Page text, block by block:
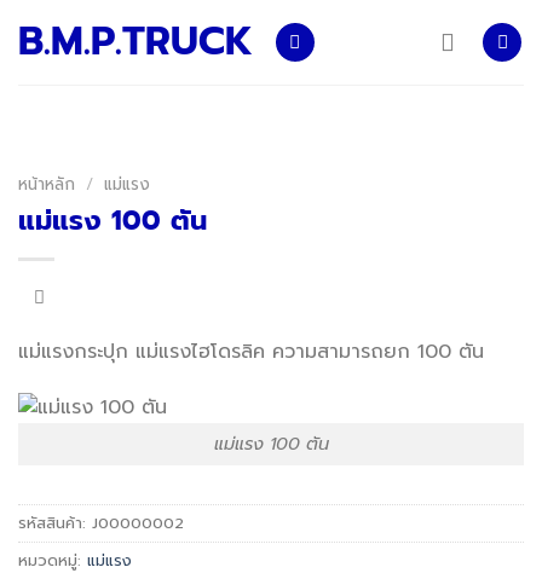
B.M.P.TRUCK
หน้าหลัก / แม่แรง
แม่แรง 100 ตัน
แม่แรงกระปุก แม่แรงไฮโดรลิค ความสามารถยก 100 ตัน
แม่แรง 100 ตัน
รหัสสินค้า: J00000002
หมวดหมู่: แม่แรง